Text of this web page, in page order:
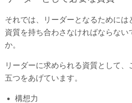
それでは、リーダーとなるためには
資質を持ち合わさなければならない
か。
リーダーに求められる資質として、
五つをあげています。
構想力